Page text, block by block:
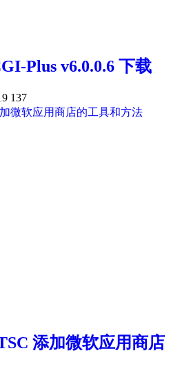
Plus v6.0.0.6 下载
137
添加微软应用商店